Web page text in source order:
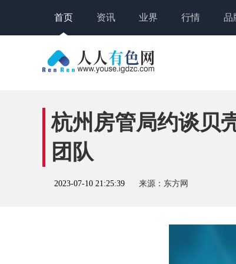
首页 资讯 业界 行情 品
杭州房管局约谈贝
团队
2023-07-10 21:25:39 来源：东方网